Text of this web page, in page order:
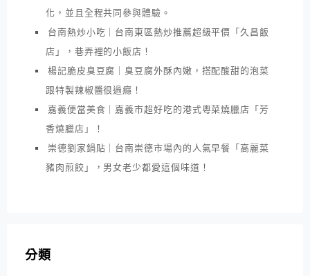
化，並且全程共同參與體驗。
台南熱炒小吃｜台南東區熱炒推薦超級平價「久昌飯
店」，巷弄裡的小飯店！
楊記脆皮臭豆腐｜臭豆腐外酥內嫩，搭配酸甜的泡菜
跟特製辣椒醬很過癮！
嘉義便當美食｜嘉義市超好吃的港式粵菜燒臘店「芳
香燒臘店」！
崇德劉家鍋貼｜台南崇德市場內的人氣早餐「高麗菜
豬肉煎餃」，男女老少都愛這個味道！
分類